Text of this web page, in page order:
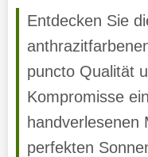
Entdecken Sie
puncto Qualität
Kompromisse
handverlesenen
perfekten